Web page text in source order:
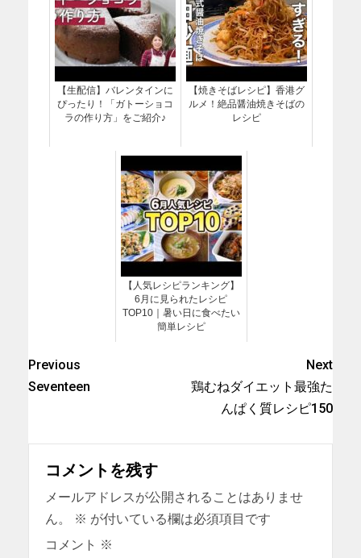
【生配信】バレンタインに
ぴったり！「ガトーショコ
ラの作り方」をご紹介♪
【焼きそばレシピ】香港グ
ルメ！絶品醤油焼きそばの
レシピ
【人気レシピランキング】
6月に見られたレシピ
TOP10｜暑い日に食べたい
簡単レシピ
Previous
Seventeen
Next
鶏むねダイエット最強た
んぱく質レシピ150
コメントを残す
メールアドレスが公開されることはありませ
ん。
※ が付いている欄は必須項目です
コメント ※